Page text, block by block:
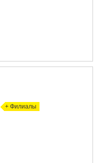
+ Филиалы